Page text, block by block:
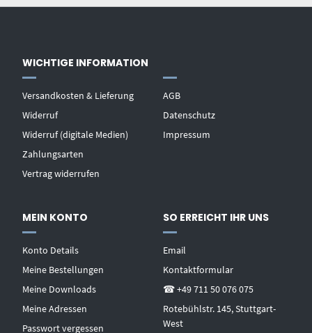
WICHTIGE INFORMATION
Versandkosten & Lieferung
Widerruf
Widerruf (digitale Medien)
Zahlungsarten
Vertrag widerrufen
AGB
Datenschutz
Impressum
MEIN KONTO
Konto Details
Meine Bestellungen
Meine Downloads
Meine Adressen
Passwort vergessen
SO ERREICHT IHR UNS
Email
Kontaktformular
☎ +49 711 50 076 075
Rotebühlstr. 145, Stuttgart-
West